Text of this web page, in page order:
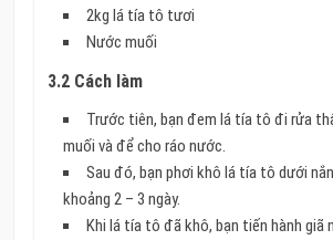
2kg lá tía tô tươi
Nước muối
3.2 Cách làm
Trước tiên, bạn đem lá tía tô đi rửa
muối và để cho ráo nước.
Sau đó, bạn phơi khô lá tía tô dưới
khoảng 2 – 3 ngày.
Khi lá tía tô đã khô, bạn tiến hành giã